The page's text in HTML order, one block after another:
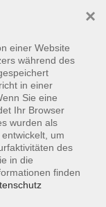
- Bezahlen,
einer Website
während des
in einer
Sie eine
Ihr Browser
wurden als
um
des
in die
finden
×